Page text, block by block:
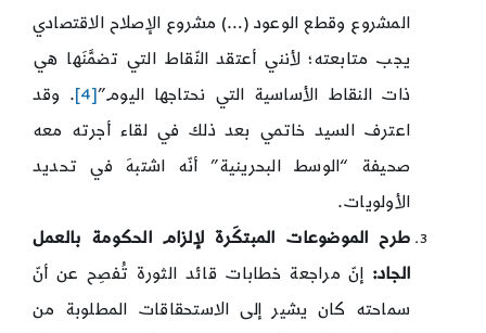
المشروع وقطع الوعود (…) مشروع الإصلاح الاقتصادي
يجب متابعته؛ لأنني أعتقد النّقاط التي تضمَّنَها هي
ذات النقاط الأساسية التي نحتاجها اليوم”[4]
. وقد
اعترف السيد خاتمي بعد ذلك في لقاء أجرته معه
صحيفة “الوسط البحرينية” أنّه اشتبهَ في تحديد
الأولويات.
طرح الموضوعات المبتكَرة لإلزام الحكومة بالعمل
الجاد: إنّ مراجعة خطابات قائد الثورة تُفصِح عن أنّ
سماحته كان يشير إلى الاستحقاقات المطلوبة من